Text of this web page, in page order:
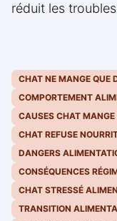
réduit les
CHAT NE MANGE QUE
COMPORTEMENT
CAUSES CHAT
CHAT REFUSE
DANGERS
CONSÉQUENCES
CHAT STRESSÉ
TRANSITION